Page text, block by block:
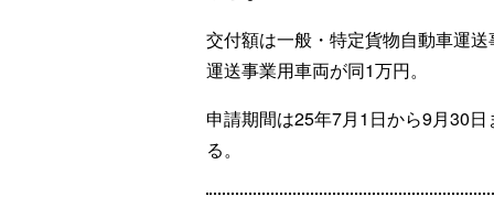
交付額は一般・特定貨物自動車運
運送事業用車両が同1万円。
申請期間は25年7月1日から9月30
る。